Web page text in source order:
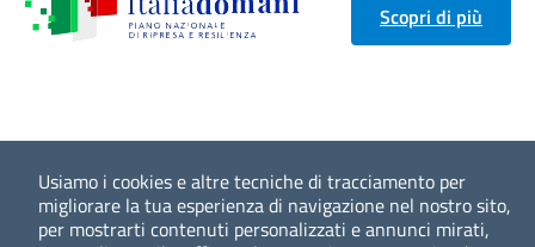
Usiamo i cookies e altre tecniche di tracciamento per
migliorare la tua esperienza di navigazione nel nostro sito,
per mostrarti contenuti personalizzati e annunci mirati,
Scopri di più